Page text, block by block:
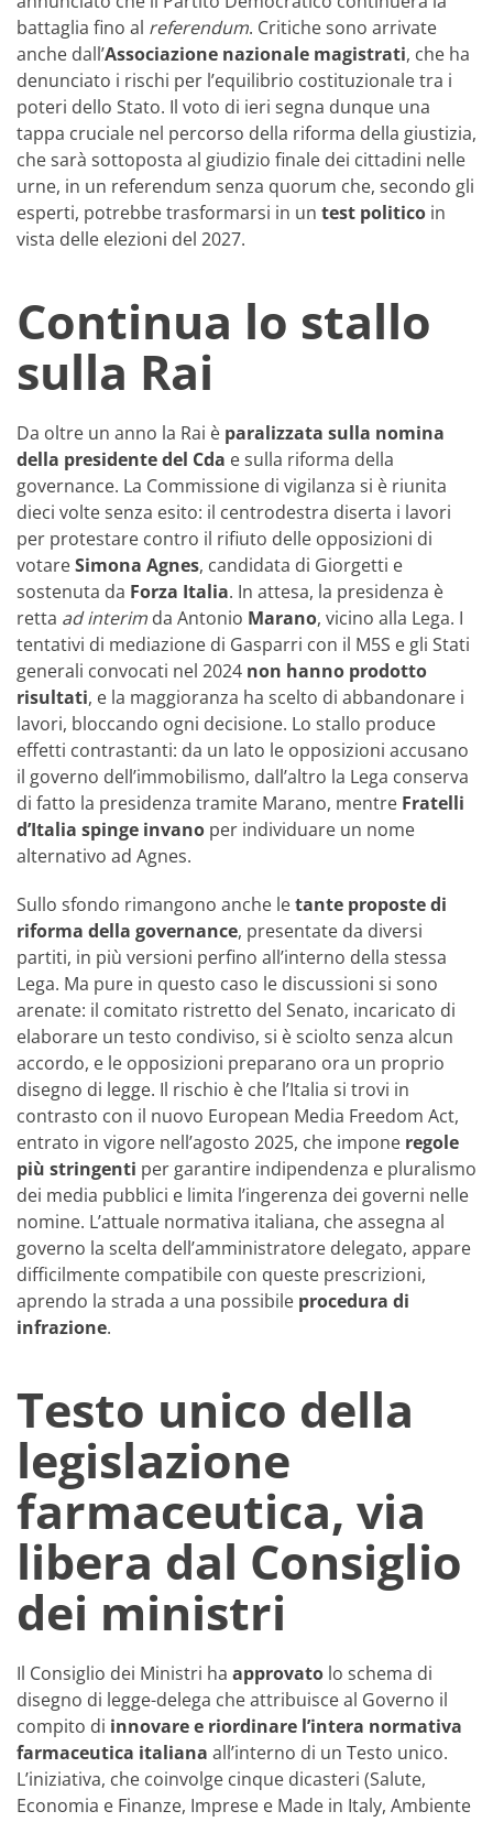
battaglia fino al referendum. Critiche sono arrivate
anche dall’Associazione nazionale magistrati, che ha
denunciato i rischi per l’equilibrio costituzionale tra i
poteri dello Stato. Il voto di ieri segna dunque una
tappa cruciale nel percorso della riforma della giustizia,
che sarà sottoposta al giudizio finale dei cittadini nelle
urne, in un referendum senza quorum che, secondo gli
esperti, potrebbe trasformarsi in un test politico in
vista delle elezioni del 2027.
Continua lo stallo
sulla Rai
Da oltre un anno la Rai è paralizzata sulla nomina
della presidente del Cda e sulla riforma della
governance. La Commissione di vigilanza si è riunita
dieci volte senza esito: il centrodestra diserta i lavori
per protestare contro il rifiuto delle opposizioni di
votareSimona Agnes, candidata di Giorgetti e
sostenuta da Forza Italia. In attesa, la presidenza è
retta ad interim da Antonio Marano, vicino alla Lega. I
tentativi di mediazione di Gasparri con il M5S e gli Stati
generali convocati nel 2024 non hanno prodotto
risultati, e la maggioranza ha scelto di abbandonare i
lavori, bloccando ogni decisione. Lo stallo produce
effetti contrastanti: da un lato le opposizioni accusano
il governo dell’immobilismo, dall’altro la Lega conserva
di fatto la presidenza tramite Marano, mentre Fratelli
d’Italia spinge invano per individuare un nome
alternativo ad Agnes.
Sullo sfondo rimangono anche letante proposte di
riforma della governance, presentate da diversi
partiti, in più versioni perfino all’interno della stessa
Lega. Ma pure in questo caso le discussioni si sono
arenate: il comitato ristretto del Senato, incaricato di
elaborare un testo condiviso, si è sciolto senza alcun
accordo, e le opposizioni preparano ora un proprio
disegno di legge. Il rischio è che l’Italia si trovi in
contrasto con il nuovo European Media Freedom Act,
entrato in vigore nell’agosto 2025, che impone regole
più stringenti per garantire indipendenza e pluralismo
dei media pubblici e limita l’ingerenza dei governi nelle
nomine. L’attuale normativa italiana, che assegna al
governo la scelta dell’amministratore delegato, appare
difficilmente compatibile con queste prescrizioni,
aprendo la strada a una possibile procedura di
infrazione.
Testo unico della
legislazione
farmaceutica, via
libera dal Consiglio
dei ministri
Il Consiglio dei Ministri ha approvato lo schema di
disegno di legge-delega che attribuisce al Governo il
compito di innovare e riordinare l’intera normativa
farmaceutica italiana all’interno di un Testo unico.
L’iniziativa, che coinvolge cinque dicasteri (Salute,
Economia e Finanze, Imprese e Made in Italy, Ambiente